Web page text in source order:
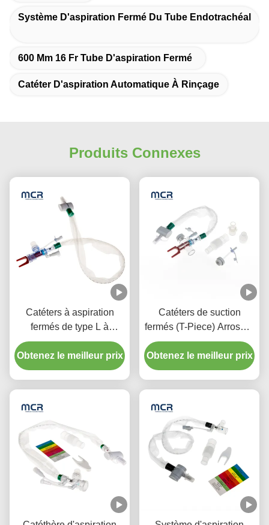
Système D'aspiration Fermé Du Tube Endotrachéal
600 Mm 16 Fr Tube D'aspiration Fermé
Catéter D'aspiration Automatique À Rinçage
Produits Connexes
Catéters à aspiration
fermés de type L à
rinçage automatique 10 à
72 heures Coude pivotant
double pour l'hôpital
Obtenez le meilleur prix
Catéters de suction
fermés (T-Piece) Arroseur
automatique 72H Pour
adulte
Obtenez le meilleur prix